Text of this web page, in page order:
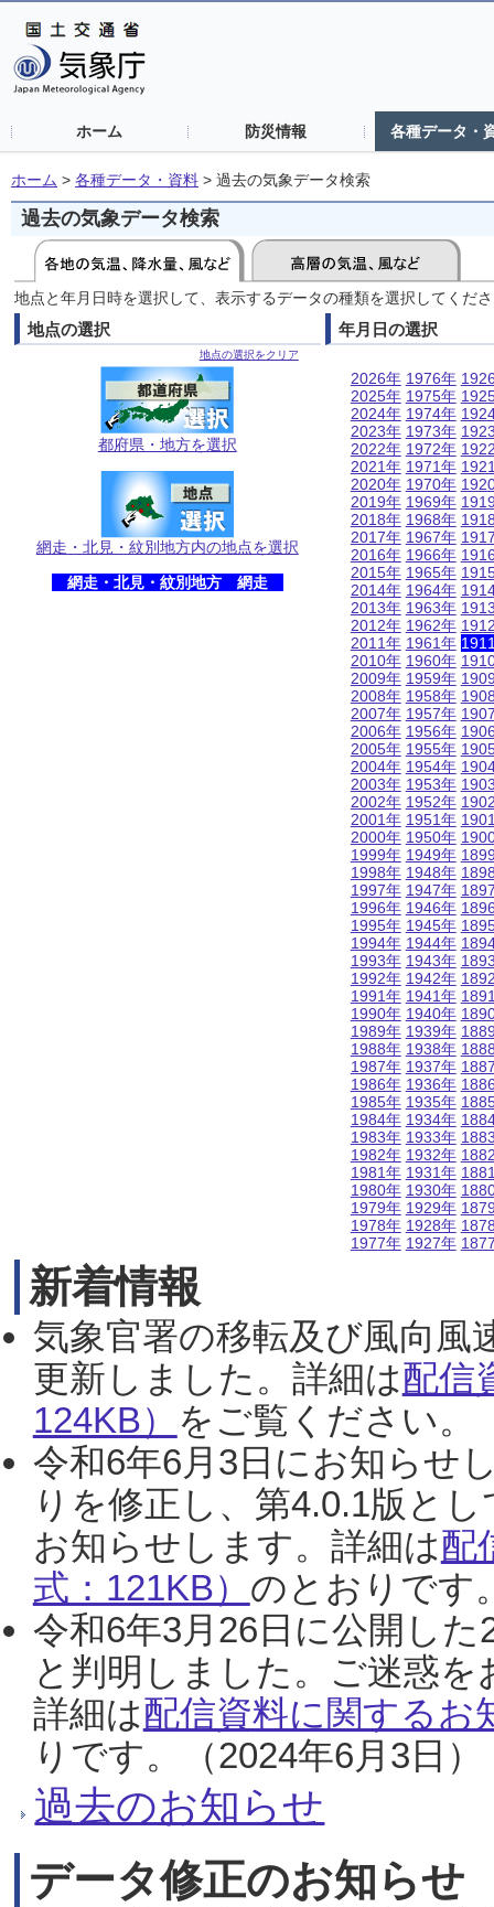
ホーム 防災情報 各種データ・
ホーム > 各種データ・資料 > 過去の気象データ検索
過去の気象データ検索
地点と年月日時を選択して、表示するデータの種類を選択してくだ
地点の選択
地点の選択をクリア
都府県・地方を選択
網走・北見・紋別地方内の地点を選択
網走・北見・紋別地方 網走
年月日の選択
2026年
2025年
2024年
2023年
2022年
2021年
2020年
2019年
2018年
2017年
2016年
2015年
2014年
2013年
2012年
2011年
2010年
2009年
2008年
2007年
2006年
2005年
2004年
2003年
2002年
2001年
2000年
1999年
1998年
1997年
1996年
1995年
1994年
1993年
1992年
1991年
1990年
1989年
1988年
1987年
1986年
1985年
1984年
1983年
1982年
1981年
1980年
1979年
1978年
1977年
1976年
1975年
1974年
1973年
1972年
1971年
1970年
1969年
1968年
1967年
1966年
1965年
1964年
1963年
1962年
1961年
1960年
1959年
1958年
1957年
1956年
1955年
1954年
1953年
1952年
1951年
1950年
1949年
1948年
1947年
1946年
1945年
1944年
1943年
1942年
1941年
1940年
1939年
1938年
1937年
1936年
1935年
1934年
1933年
1932年
1931年
1930年
1929年
1928年
1927年
新着情報
気象官署の移転及び風向風
更新しました。詳細は配信
124KB） をご覧ください。
令和6年6月3日にお知らせ
りを修正し、第4.0.1版と
お知らせします。詳細は配
式：121KB） のとおりです
令和6年3月26日に公開し
と判明しました。ご迷惑
詳細は配信資料に関するお
りです。（2024年6月3日）
過去のお知らせ
データ修正のお知らせ